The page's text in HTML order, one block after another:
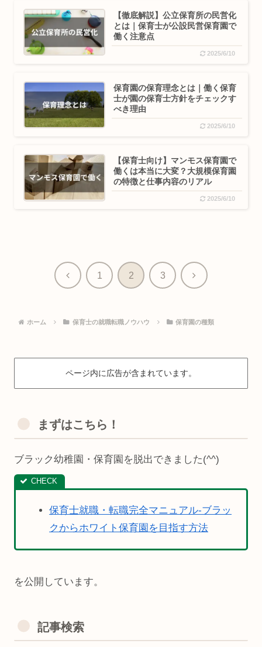
【徹底解説】公立保育所の民営化
とは｜保育士が公設民営保育園で
働く注意点
2025/6/10
保育園の保育理念とは｜働く保育
士が園の保育士方針をチェックす
べき理由
2025/6/10
【保育士向け】マンモス保育園で
働くは本当に大変？大規模保育園
の特徴と仕事内容のリアル
2025/6/10
前 1 2 3 次
ホーム 保育士の就職転職ノウハウ 保育園の種類
ページ内に広告が含まれています。
まずはこちら！
ブラック幼稚園・保育園を脱出できました(^^)
保育士就職・転職完全マニュアル-ブラッ
クからホワイト保育園を目指す方法
を公開しています。
記事検索